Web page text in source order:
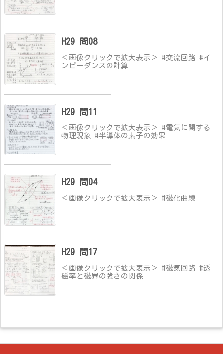
H29 問08
＜画像クリックで拡大表示＞ #交流回路 #イ
ンピーダンスの計算
H29 問11
＜画像クリックで拡大表示＞ #電気に関する
物理現象 #半導体の素子の効果
H29 問04
＜画像クリックで拡大表示＞ #磁化曲線
H29 問17
＜画像クリックで拡大表示＞ #磁気回路 #透
磁率と磁界の強さの関係